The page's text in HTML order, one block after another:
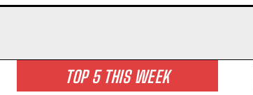
TOP 5 THIS WEEK